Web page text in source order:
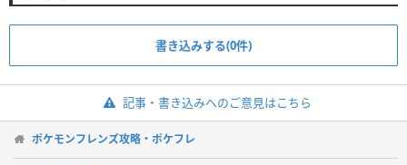
書き込みする(0件)
記事・書き込みへのご意見はこちら
ポケモンフレンズ攻略・ポケフレ